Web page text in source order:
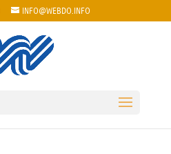
INFO@WEBDO.INFO